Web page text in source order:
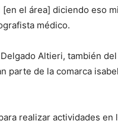
el área] diciendo
médico.
Altieri, también
de la comarca
realizar actividades